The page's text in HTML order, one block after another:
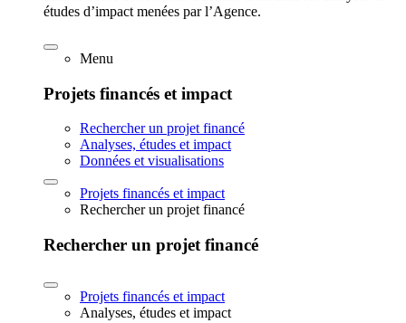
études d’impact menées par l’Agence.
Menu
Projets financés et impact
Rechercher un projet financé
Analyses, études et impact
Données et visualisations
Projets financés et impact
Rechercher un projet financé
Rechercher un projet financé
Projets financés et impact
Analyses, études et impact